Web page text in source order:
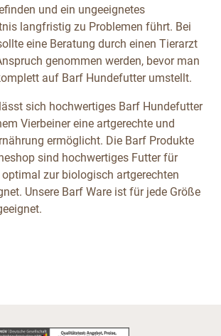
und ein ungeeignetes
langfristig zu Problemen führt. Bei
eine Beratung durch einen Tierarzt
genommen werden, bevor man
auf Barf Hundefutter umstellt.
sich hochwertiges Barf Hundefutter
Vierbeiner eine artgerechte und
ermöglicht. Die Barf Produkte
sind hochwertiges Futter für
optimal zur biologisch artgerechten
Unsere Barf Ware ist für jede Größe